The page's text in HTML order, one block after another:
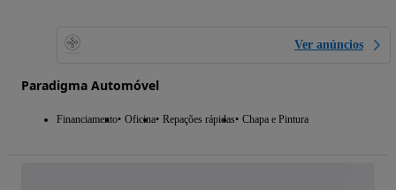
Ver anúncios
Paradigma Automóvel
Financiamento Oficina Repações rápidas Chapa e Pintura